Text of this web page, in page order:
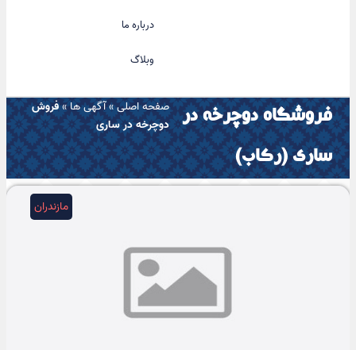
درباره ما
وبلاگ
فروشگاه دوچرخه در
ساری (رکاب)
صفحه اصلی»آگهی ها»فروش
دوچرخه در ساری
مازندران